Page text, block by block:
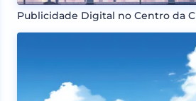
Publicidade Digital no Centro da